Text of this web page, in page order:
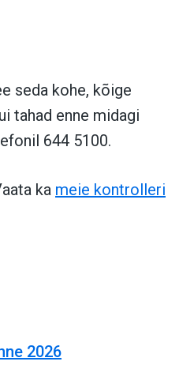
seda kohe, kõige
tahad enne midagi
644 5100.
ka meie kontrolleri
2026